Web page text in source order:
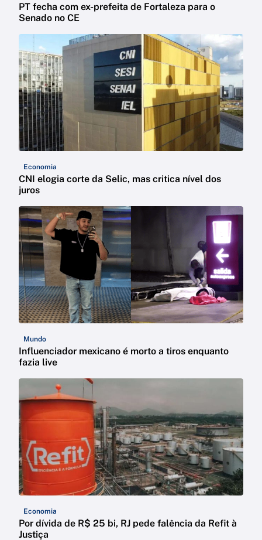
PT fecha com ex-prefeita de Fortaleza para o
Senado no CE
Economia
CNI elogia corte da Selic, mas critica nível dos
juros
Mundo
Influenciador mexicano é morto a tiros enquanto
fazia live
Economia
Por dívida de R$ 25 bi, RJ pede falência da Refit à
Justiça